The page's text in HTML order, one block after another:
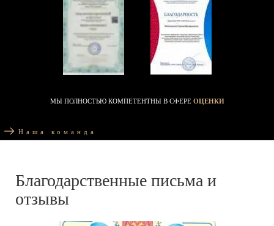
МЫ ПОЛНОСТЬЮ КОМПЕТЕНТНЫ В СФЕРЕ ОЦЕНКИ
Наша команда
Благодарственные письма и
отзывы